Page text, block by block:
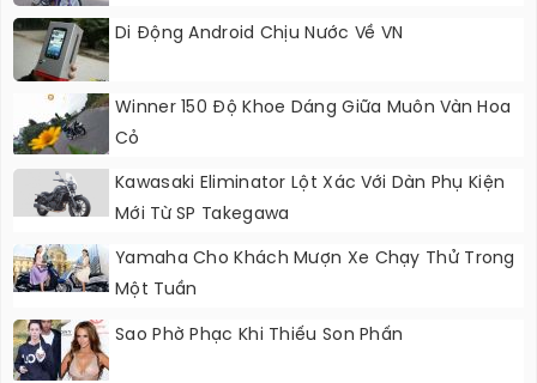
Di Động Android Chịu Nước Về VN
Winner 150 Độ Khoe Dáng Giữa Muôn Vàn Hoa
Cỏ
Kawasaki Eliminator Lột Xác Với Dàn Phụ Kiện
Mới Từ SP Takegawa
Yamaha Cho Khách Mượn Xe Chạy Thử Trong
Một Tuần
Sao Phờ Phạc Khi Thiếu Son Phấn